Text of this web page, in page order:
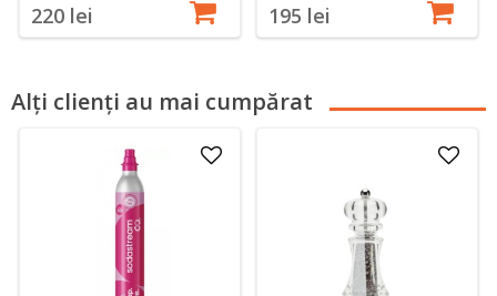
220 lei 195 lei
Alți clienți au mai cumpărat